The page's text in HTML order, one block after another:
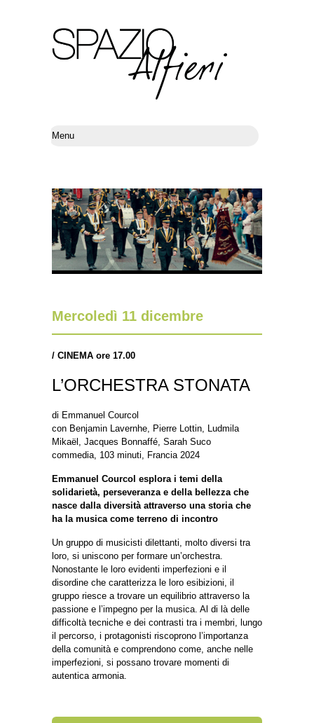
Mercoledì 11 dicembre
/ CINEMA ore 17.00
L’ORCHESTRA STONATA
di Emmanuel Courcol
con Benjamin Lavernhe, Pierre Lottin, Ludmila
Mikaël, Jacques Bonnaffé, Sarah Suco
commedia, 103 minuti, Francia 2024
Emmanuel Courcol esplora i temi della
solidarietà, perseveranza e della bellezza che
nasce dalla diversità attraverso una storia che
ha la musica come terreno di incontro
Un gruppo di musicisti dilettanti, molto diversi tra
loro, si uniscono per formare un’orchestra.
Nonostante le loro evidenti imperfezioni e il
disordine che caratterizza le loro esibizioni, il
gruppo riesce a trovare un equilibrio attraverso la
passione e l’impegno per la musica. Al di là delle
difficoltà tecniche e dei contrasti tra i membri, lungo
il percorso, i protagonisti riscoprono l’importanza
della comunità e comprendono come, anche nelle
imperfezioni, si possano trovare momenti di
autentica armonia.